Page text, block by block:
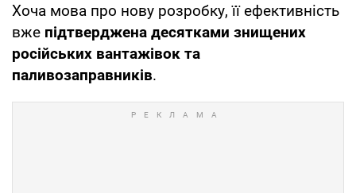
Хоча мова про нову розробку, її ефективність
вже підтверджена десятками знищених
російських вантажівок та
паливозаправників.